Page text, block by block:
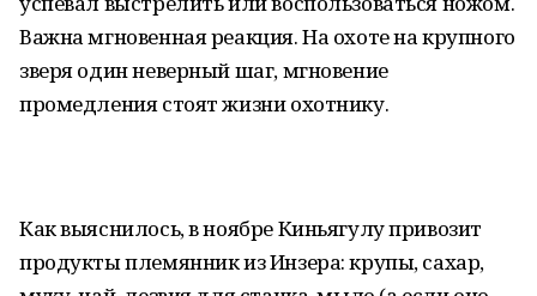
Важна мгновенная реакция. На охоте на крупного
зверя один неверный шаг, мгновение
промедления стоят жизни охотнику.
Как выяснилось, в ноябре Киньягулу привозит
продукты племянник из Инзера: крупы, сахар,